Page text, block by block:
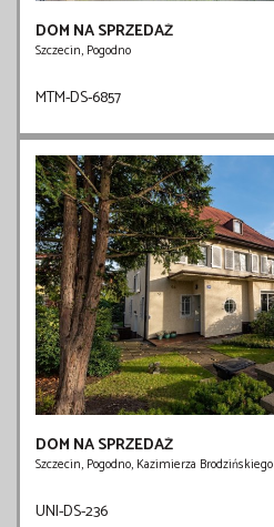
DOM NA SPRZEDAŻ
Szczecin, Pogodno
MTM-DS-6857
DOM NA SPRZEDAŻ
Szczecin, Pogodno, Kazimierza Brodzińskiego
UNI-DS-236